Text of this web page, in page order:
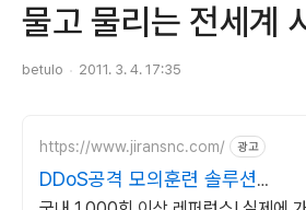
물고 물리는 전세계
betulo 2011. 3. 4. 17:35
https://www.jiransnc.com/ 광고
DDoS공격 모의훈련 솔루션
NetSpear